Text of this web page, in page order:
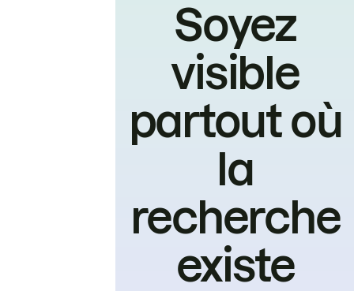
Soyez
visible
partout où
la
recherche
existe